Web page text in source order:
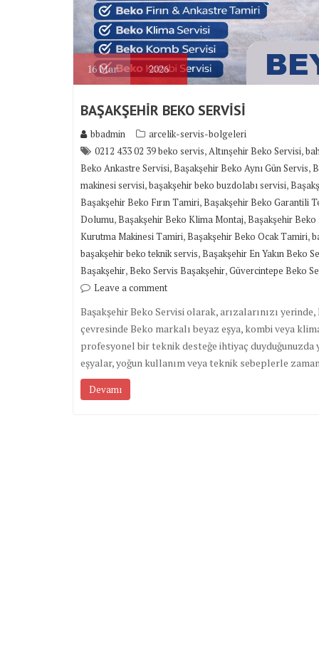
16Mar 2026
BAŞAKŞEHİR BEKO SERVİSİ
bbadmin
arcelik-servis-bolgeleri
0212 433 02 39 beko servis,Altınşehir Beko Servisi,
Beko Ankastre Servisi,Başakşehir Beko Aynı Gün Servis,
makinesi servisi,başakşehir beko buzdolabı servisi,
Başakşehir Beko Fırın Tamiri,Başakşehir Beko Garantili
Dolumu,Başakşehir Beko Klima Montaj,Başakşehir Beko
Kurutma Makinesi Tamiri,Başakşehir Beko Ocak Tamiri,
başakşehir beko teknik servis,Başakşehir En Yakın Beko
Başakşehir,Beko Servis Başakşehir,Güvercintepe Beko
Leave a comment
Başakşehir Beko Servisi olarak, arızalarınızı
çevresinde Beko markalı beyaz eşya, kombi veya
profesyonel bir teknik desteğe ihtiyaç duyduğunuzda
eşyalar, yoğun kullanım veya teknik sebeplerle
Devamı